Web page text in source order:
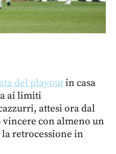
del playoutin casa
ai limiti
attesi ora dal
con almeno un
retrocessione in